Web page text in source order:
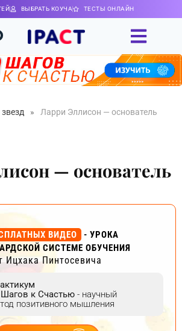
ВЫБРАТЬ КОУЧА ТЕСТЫ ОНЛАЙН
»
Ларри Эллисон — основатель
— основатель
ВИДЕО
- УРОКА
СИСТЕМЕ ОБУЧЕНИЯ
Ицхака Пинтосевича
Шагов к Счастью - научный
позитивного мышления